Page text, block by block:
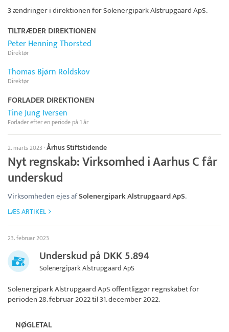
3 ændringer i direktionen forSolenergipark Alstrupgaard ApS.
TILTRÆDER DIREKTIONEN
Peter Henning Thorsted
Direktør
Thomas Bjørn Roldskov
Direktør
FORLADER DIREKTIONEN
Tine Jung Iversen
Forlader efter en periode på 1 år
2. marts 2023 ·Århus Stiftstidende
Nyt regnskab: Virksomhed i Aarhus C får
underskud
Virksomheden ejes afSolenergipark Alstrupgaard ApS.
LÆS ARTIKEL
23. februar 2023
Underskud på DKK 5.894
Solenergipark Alstrupgaard ApS
Solenergipark Alstrupgaard ApSoffentliggør regnskabet for
perioden 28. februar 2022 til 31. december 2022.
NØGLETAL